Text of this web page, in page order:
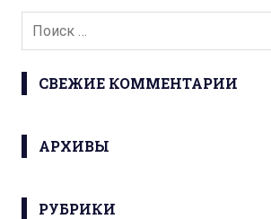
СВЕЖИЕ КОММЕНТАРИИ
АРХИВЫ
РУБРИКИ